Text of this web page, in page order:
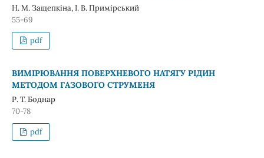
Н. М. Защепкіна, І. В. Примірський
55-69
pdf
ВИМІРЮВАННЯ ПОВЕРХНЕВОГО НАТЯГУ РІДИН
МЕТОДОМ ГАЗОВОГО СТРУМЕНЯ
Р. Т. Боднар
70-78
pdf